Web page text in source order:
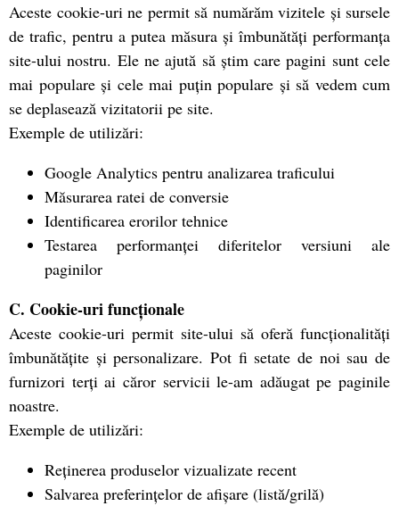
Aceste cookie-uri ne permit să numărăm vizitele și sursele
de trafic, pentru a putea măsura și îmbunătăți performanța
site-ului nostru. Ele ne ajută să știm care pagini sunt cele
mai populare și cele mai puțin populare și să vedem cum
se deplasează vizitatorii pe site.
Exemple de utilizări:
Google Analytics pentru analizarea traficului
Măsurarea ratei de conversie
Identificarea erorilor tehnice
Testarea performanței diferitelor versiuni ale
paginilor
C. Cookie-uri funcționale
Aceste cookie-uri permit site-ului să oferă funcționalități
îmbunătățite și personalizare. Pot fi setate de noi sau de
furnizori terți ai căror servicii le-am adăugat pe paginile
noastre.
Exemple de utilizări:
Reținerea produselor vizualizate recent
Salvarea preferințelor de afișare (listă/grilă)